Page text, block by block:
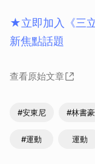
★立即加入《三
新焦點話題
查看原始文章
#安東尼 #林書豪
#運動 運動